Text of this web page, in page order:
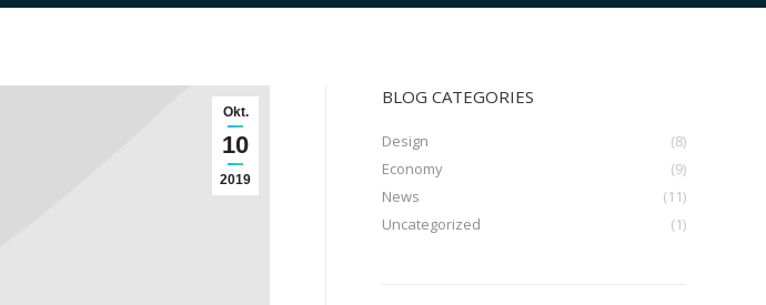
Okt.
10
2019
BLOG CATEGORIES
Design
(8)
Economy
(9)
News
(11)
Uncategorized
(1)